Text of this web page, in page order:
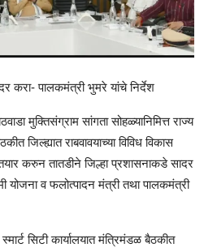
करा- पालकमंत्री भुमरे यांचे निर्देश
मुक्तिसंग्राम सांगता सोहळ्यानिमित्त राज्य
जिल्ह्यात राबवावयाच्या विविध विकास
करुन तातडीने जिल्हा प्रशासनाकडे सादर
योजना व फलोत्पादन मंत्री तथा पालकमंत्री
सिटी कार्यालयात मंत्रिमंडळ बैठकीत